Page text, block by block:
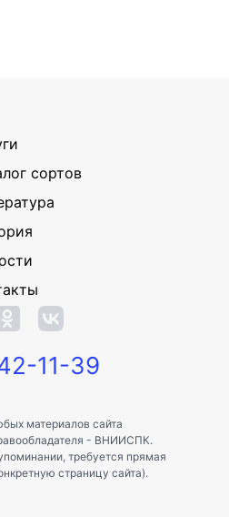
сортов
11-39
материалов сайта
- ВНИИСПК.
требуется прямая
страницу сайта).